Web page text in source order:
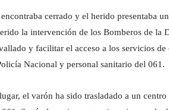
cerrado y el herido presentaba
la intervención de los Bomberos de la
y facilitar el acceso a los servicios
Nacional y personal sanitario del 061.
el varón ha sido trasladado a un